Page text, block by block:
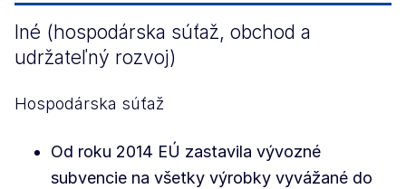
Iné (hospodárska súťaž, obchod a
udržateľný rozvoj)
Hospodárska súťaž
Od roku 2014 EÚ zastavila vývozné
subvencie na všetky výrobky vyvážané do